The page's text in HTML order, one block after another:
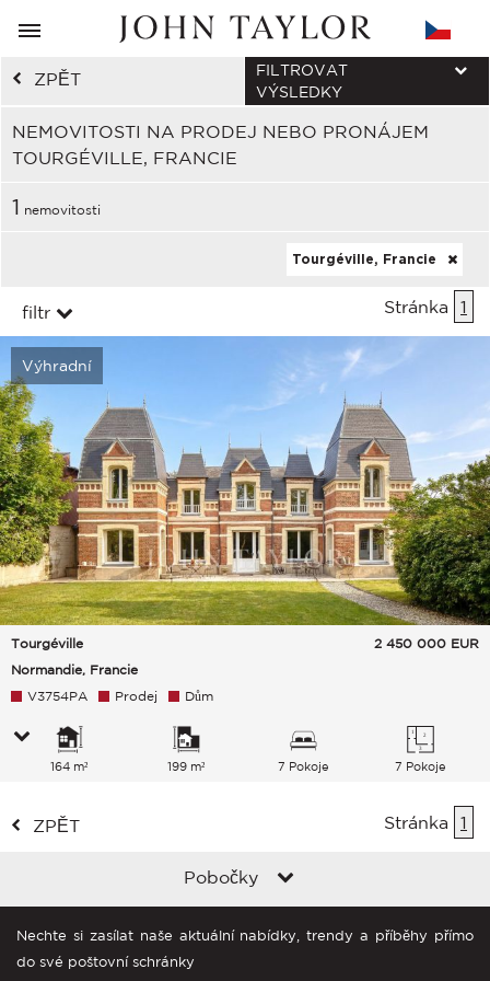
ZPĚT
NEMOVITOSTI NA PRODEJ NEBO PRONÁJEM
TOURGÉVILLE, FRANCIE
FILTROVAT
VÝSLEDKY
1 nemovitosti
Tourgéville, Francie
filtr Stránka 1
Výhradní
Tourgéville
Normandie, Francie
2 450 000 EUR
V3754PA Prodej Dům
164 m² 199 m² 7 Pokoje 7 Pokoje
ZPĚT Stránka 1
Pobočky
Nechte si zasílat naše aktuální nabídky, trendy a příběhy přímo
do své poštovní schránky